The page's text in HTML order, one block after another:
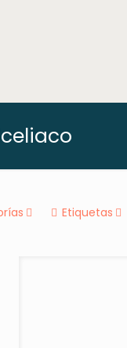
Etiquetas